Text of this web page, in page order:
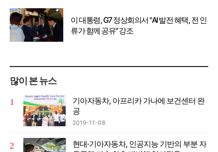
이 대통령, G7 정상회의서 "AI 발전 혜택, 전 인
류가 함께 공유" 강조
많이 본 뉴스
기아자동차, 아프리카 가나에 보건센터 완
공
2019-11-08
현대·기아자동차, 인공지능 기반의 부분 자